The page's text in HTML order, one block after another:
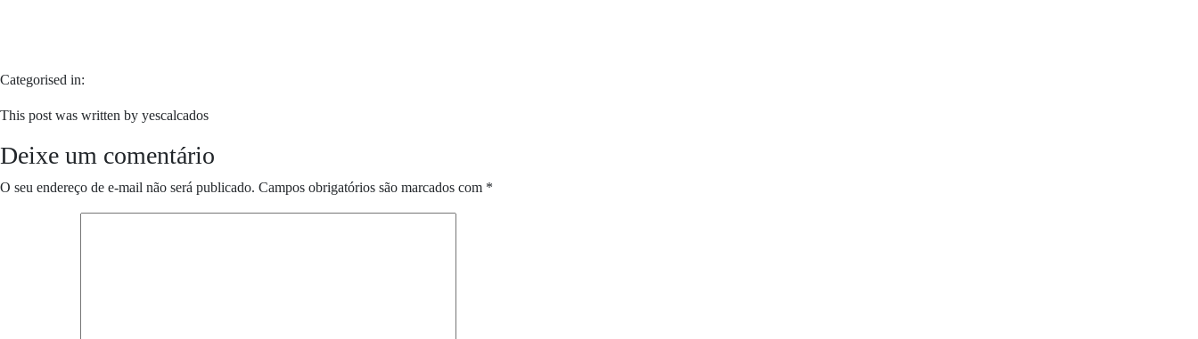
Categorised in:
This post was written by yescalcados
Deixe um comentário
O seu endereço de e-mail não será publicado. Campos obrigatórios são marcados com *